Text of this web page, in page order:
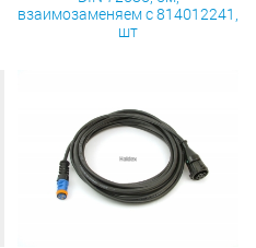
взаимозаменяем с 814012241,
шт